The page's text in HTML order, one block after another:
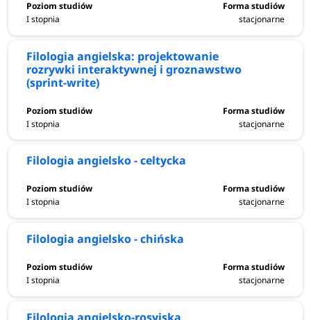
I stopnia stacjonarne
Filologia angielska: projektowanie
rozrywki interaktywnej i groznawstwo
(sprint-write)
I stopnia stacjonarne
Filologia angielsko - celtycka
I stopnia stacjonarne
Filologia angielsko - chińska
I stopnia stacjonarne
Filologia angielsko-rosyjska